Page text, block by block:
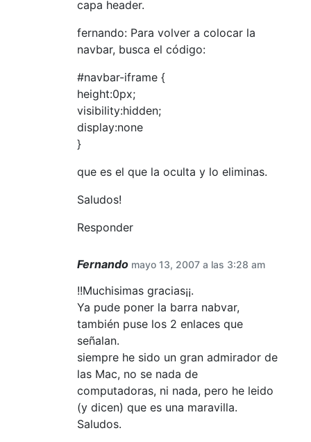
capa header.
fernando: Para volver a colocar la
navbar, busca el código:
#navbar-iframe {
height:0px;
visibility:hidden;
display:none
}
que es el que la oculta y lo eliminas.
Saludos!
Responder
Fernando mayo 13, 2007 a las 3:28 am
!!Muchisimas gracias¡¡.
Ya pude poner la barra nabvar,
también puse los 2 enlaces que
señalan.
siempre he sido un gran admirador de
las Mac, no se nada de
computadoras, ni nada, pero he leido
(y dicen) que es una maravilla.
Saludos.